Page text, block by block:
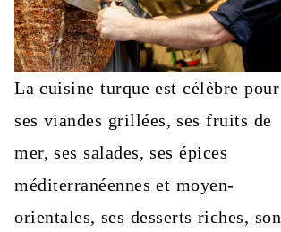
La cuisine turque est célèbre pour
ses viandes grillées, ses fruits de
mer, ses salades, ses épices
méditerranéennes et moyen-
orientales, ses desserts riches, son